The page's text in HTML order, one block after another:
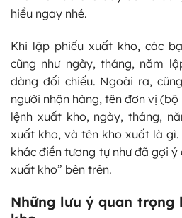
hiểu ngay nhé.
Khi lập phiếu xuất kho, các
cũng như ngày, tháng, năm
dàng đối chiếu. Ngoài ra,
người nhận hàng, tên đơn vị
lệnh xuất kho, ngày, tháng,
xuất kho, và tên kho xuất là
khác điền tương tự như đã gợi
xuất kho” bên trên.
Những lưu ý quan trọng